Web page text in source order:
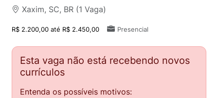
Xaxim, SC, BR (1 Vaga)
R$ 2.200,00 até R$ 2.450,00 Presencial
Esta vaga não está recebendo novos
currículos
Entenda os possíveis motivos: